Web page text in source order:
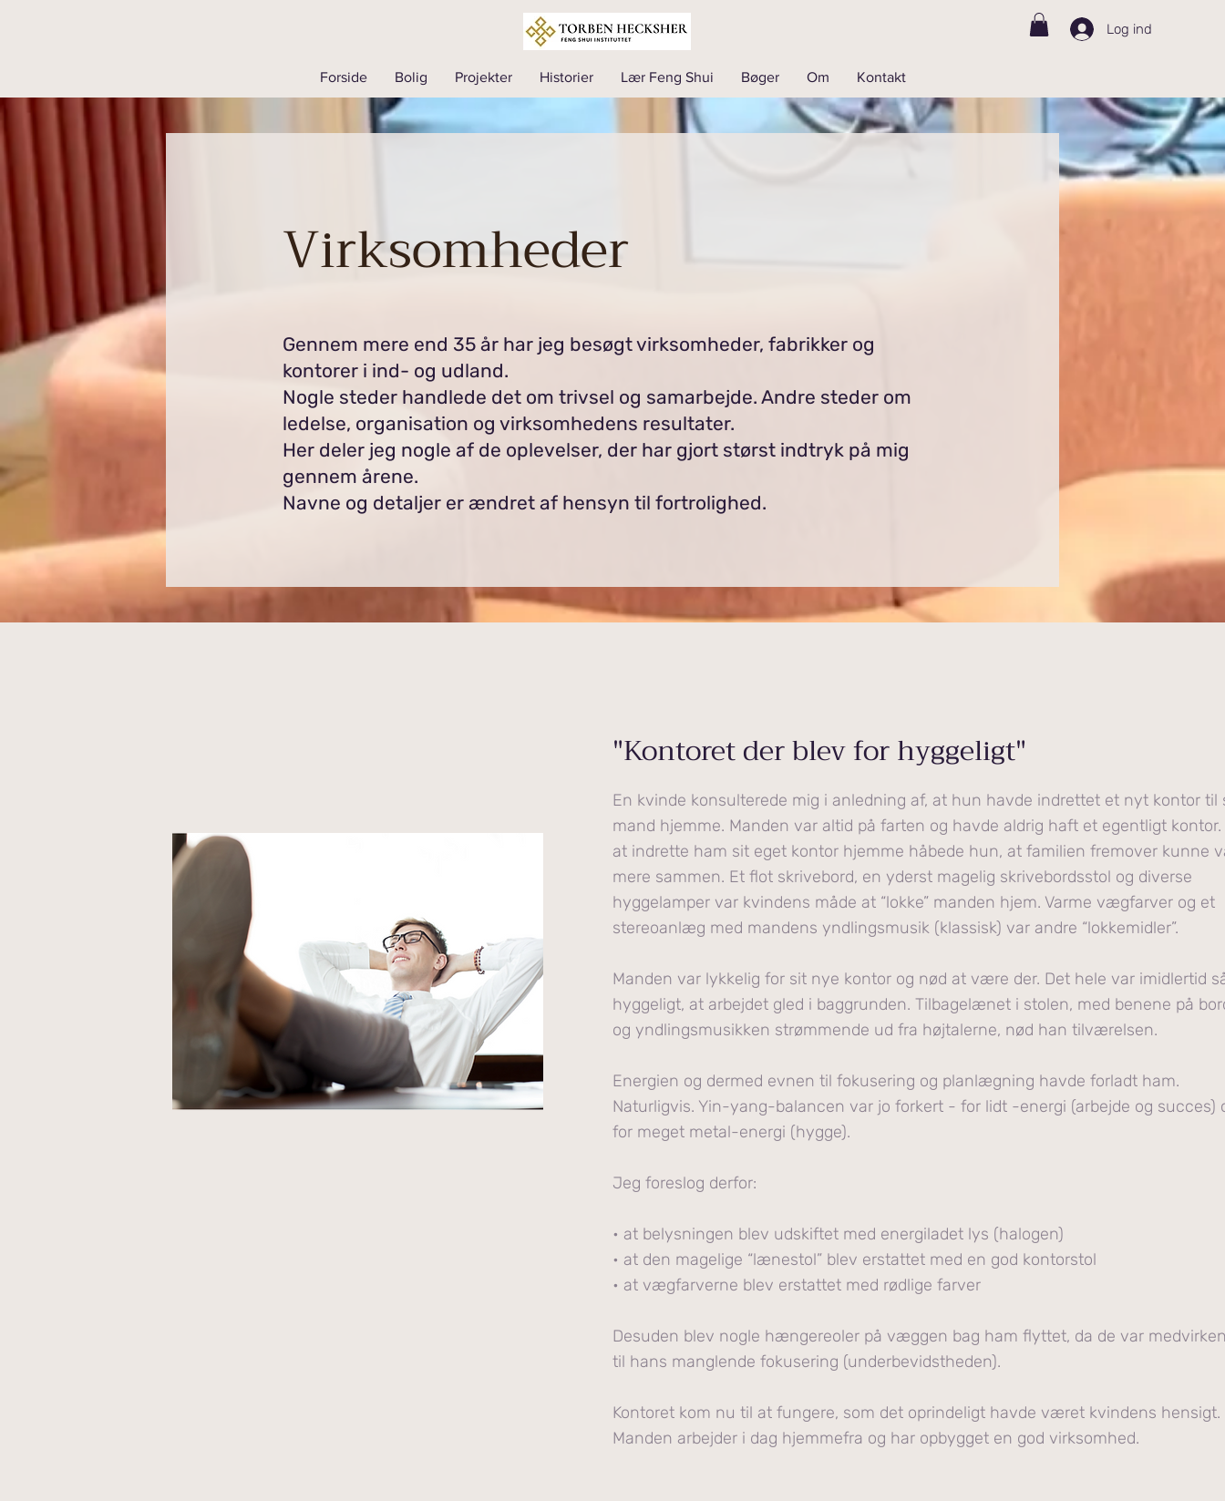
Log ind
Forside Bolig Projekter Historier Lær Feng Shui Bøger Om Kontakt
Virksomheder
Gennem mere end 35 år har jeg besøgt virksomheder, fabrikker og
kontorer i ind- og udland.
Nogle steder handlede det om trivsel og samarbejde. Andre steder om
ledelse, organisation og virksomhedens resultater.
Her deler jeg nogle af de oplevelser, der har gjort størst indtryk på mig
gennem årene.
Navne og detaljer er ændret af hensyn til fortrolighed.
"Kontoret der blev for hyggeligt"
En kvinde konsulterede mig i anledning af, at hun havde indrettet et nyt kontor til
mand hjemme. Manden var altid på farten og havde aldrig haft et egentligt kontor.
at indrette ham sit eget kontor hjemme håbede hun, at familien fremover kunne
mere sammen. Et flot skrivebord, en yderst magelig skrivebordsstol og diverse
hyggelamper var kvindens måde at “lokke” manden hjem. Varme vægfarver og et
stereoanlæg med mandens yndlingsmusik (klassisk) var andre “lokkemidler”.
Manden var lykkelig for sit nye kontor og nød at være der. Det hele var imidlertid
hyggeligt, at arbejdet gled i baggrunden. Tilbagelænet i stolen, med benene på
og yndlingsmusikken strømmende ud fra højtalerne, nød han tilværelsen.
Energien og dermed evnen til fokusering og planlægning havde forladt ham.
Naturligvis. Yin-yang-balancen var jo forkert - for lidt -energi (arbejde og succes)
for meget metal-energi (hygge).
Jeg foreslog derfor:
• at belysningen blev udskiftet med energiladet lys (halogen)
• at den magelige “lænestol” blev erstattet med en god kontorstol
• at vægfarverne blev erstattet med rødlige farver
Desuden blev nogle hængereoler på væggen bag ham flyttet, da de var
til hans manglende fokusering (underbevidstheden).
Kontoret kom nu til at fungere, som det oprindeligt havde været kvindens hensigt.
Manden arbejder i dag hjemmefra og har opbygget en god virksomhed.